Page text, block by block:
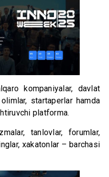
kompaniyalar, davlat
startaperlar hamda
platforma.
tanlovlar, forumlar,
xakatonlar – barchasi